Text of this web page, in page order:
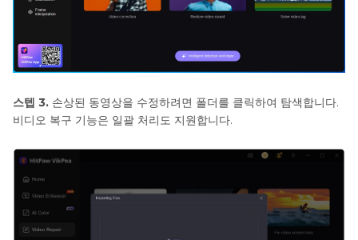
스텝 3. 손상된 동영상을 수정하려면 폴더를 클릭하여 탐색합니다.
비디오 복구 기능은 일괄 처리도 지원합니다.